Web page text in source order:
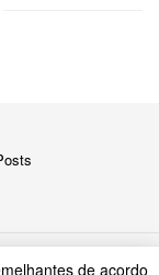
de acordo